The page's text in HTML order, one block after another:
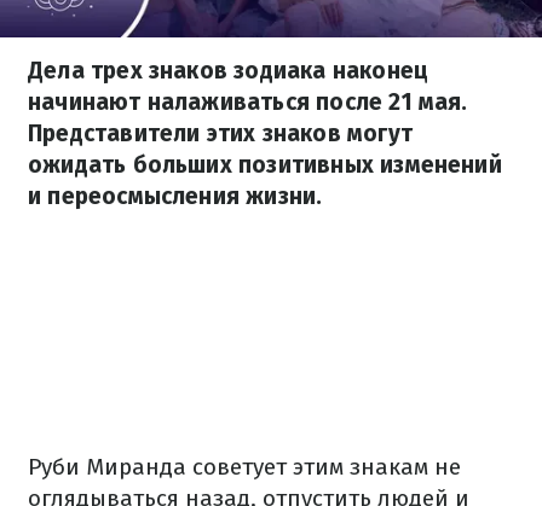
Дела трех знаков зодиака наконец
начинают налаживаться после 21 мая.
Представители этих знаков могут
ожидать больших позитивных изменений
и переосмысления жизни.
Руби Миранда советует этим знакам не
оглядываться назад, отпустить людей и